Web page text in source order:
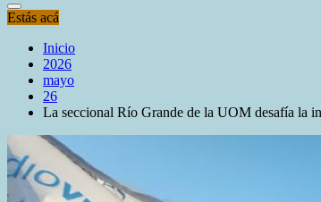
Estás acá
Inicio
2026
mayo
26
La seccional Río Grande de la UOM desafía la